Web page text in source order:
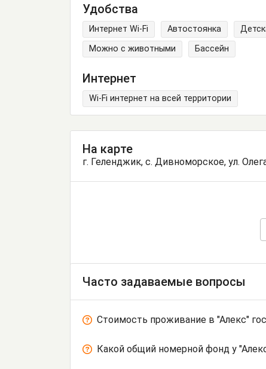
Удобства
Интернет Wi-Fi Автостоянка
Можно с животными
Бассейн
Интернет
Wi-Fi интернет на всей территории
На карте
г. Геленджик, с. Дивноморское, ул.
Часто задаваемые вопросы
Стоимость проживание в "Алекс"
Какой общий номерной фонд у